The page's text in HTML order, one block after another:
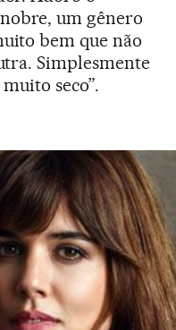
um gênero
bem que não
Simplesmente
seco”.